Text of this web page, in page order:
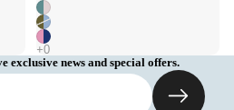
exclusive news and special offers.